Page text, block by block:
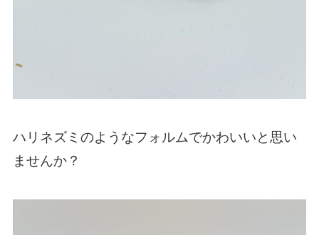
ハリネズミのようなフォルムでかわいいと思い
ませんか？